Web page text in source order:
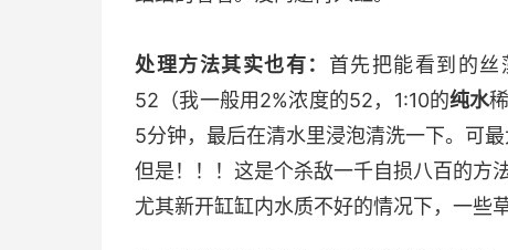
处理方法其实也有： 首先把能看到的
52（我一般用2%浓度的52，1:10的纯水
5分钟，最后在清水里浸泡清洗一下。可最
但是！！！这是个杀敌一千自损八百的方
尤其新开缸缸内水质不好的情况下，一些